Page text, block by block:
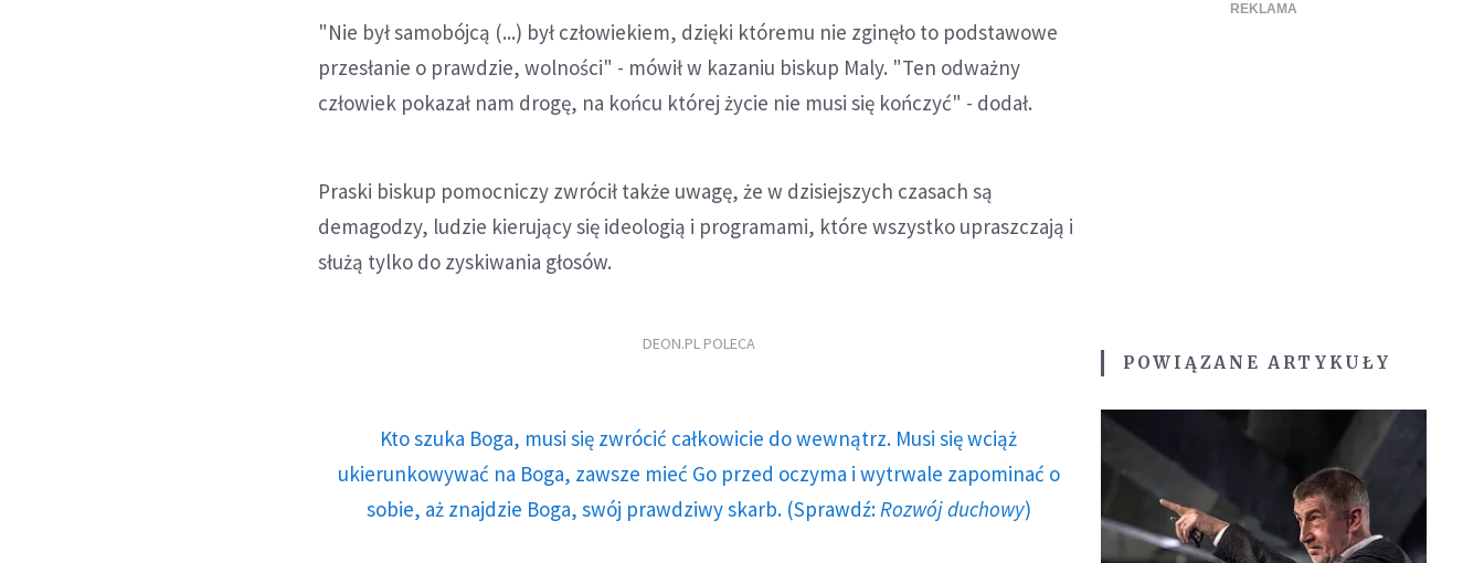
"Nie był samobójcą (...) był człowiekiem, dzięki któremu nie zginęło to podstawowe
przesłanie o prawdzie, wolności" - mówił w kazaniu biskup Maly. "Ten odważny
człowiek pokazał nam drogę, na końcu której życie nie musi się kończyć" - dodał.
Praski biskup pomocniczy zwrócił także uwagę, że w dzisiejszych czasach są
demagodzy, ludzie kierujący się ideologią i programami, które wszystko upraszczają i
służą tylko do zyskiwania głosów.
DEON.PL POLECA
Kto szuka Boga, musi się zwrócić całkowicie do wewnątrz. Musi się wciąż
ukierunkowywać na Boga, zawsze mieć Go przed oczyma i wytrwale zapominać o
sobie, aż znajdzie Boga, swój prawdziwy skarb. (Sprawdź: Rozwój duchowy)
POWIĄZANE ARTYKUŁY